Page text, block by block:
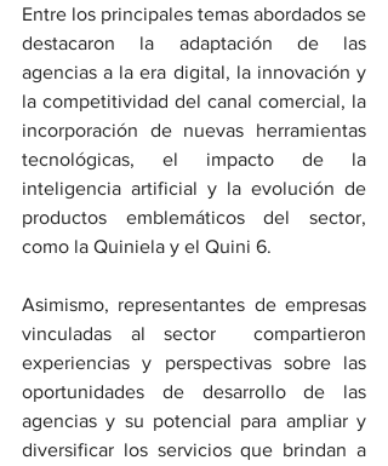
Entre los principales temas abordados se
destacaron la adaptación de las
agencias a la era digital, la innovación y
la competitividad del canal comercial, la
incorporación de nuevas herramientas
tecnológicas, el impacto de la
inteligencia artificial y la evolución de
productos emblemáticos del sector,
como la Quiniela y el Quini 6.
Asimismo, representantes de empresas
vinculadas al sector  compartieron
experiencias y perspectivas sobre las
oportunidades de desarrollo de las
agencias y su potencial para ampliar y
diversificar los servicios que brindan a